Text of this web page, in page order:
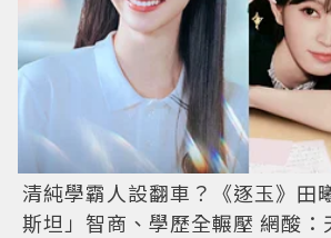
清純學霸人設翻車？《逐玉》田
斯坦」智商、學歷全輾壓 網酸：